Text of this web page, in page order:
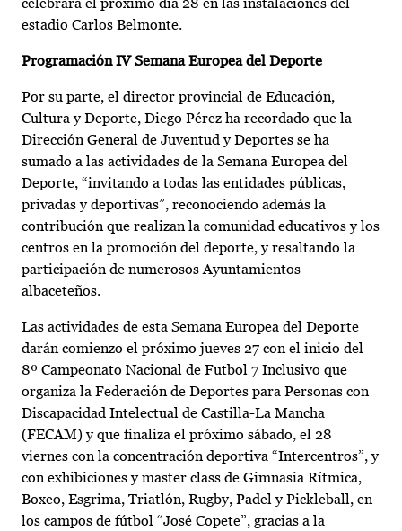
estadio Carlos Belmonte.
Programación IV Semana Europea del Deporte
Por su parte, el director provincial de Educación,
Cultura y Deporte, Diego Pérez ha recordado que la
Dirección General de Juventud y Deportes se ha
sumado a las actividades de la Semana Europea del
Deporte, “invitando a todas las entidades públicas,
privadas y deportivas”, reconociendo además la
contribución que realizan la comunidad educativos y los
centros en la promoción del deporte, y resaltando la
participación de numerosos Ayuntamientos
albaceteños.
Las actividades de esta Semana Europea del Deporte
darán comienzo el próximo jueves 27 con el inicio del
8º Campeonato Nacional de Futbol 7 Inclusivo que
organiza la Federación de Deportes para Personas con
Discapacidad Intelectual de Castilla-La Mancha
(FECAM) y que finaliza el próximo sábado, el 28
viernes con la concentración deportiva “Intercentros”, y
con exhibiciones y master class de Gimnasia Rítmica,
Boxeo, Esgrima, Triatlón, Rugby, Padel y Pickleball, en
los campos de fútbol “José Copete”, gracias a la